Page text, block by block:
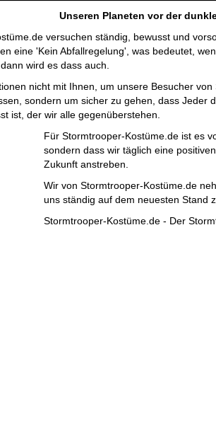
Unseren Planeten vor der
versuchen ständig, bewusst und
eine 'Kein Abfallregelung', was bedeutet,
wird es dass auch.
nicht mit Ihnen, um unsere Besucher von
sondern um sicher zu gehen, dass Jeder
ist, der wir alle gegenüberstehen.
Für Stormtrooper-Kostüme.de ist es
sondern dass wir täglich eine
Zukunft anstreben.
Wir von Stormtrooper-Kostüme.de
uns ständig auf dem neuesten Stand
Stormtrooper-Kostüme.de - Der